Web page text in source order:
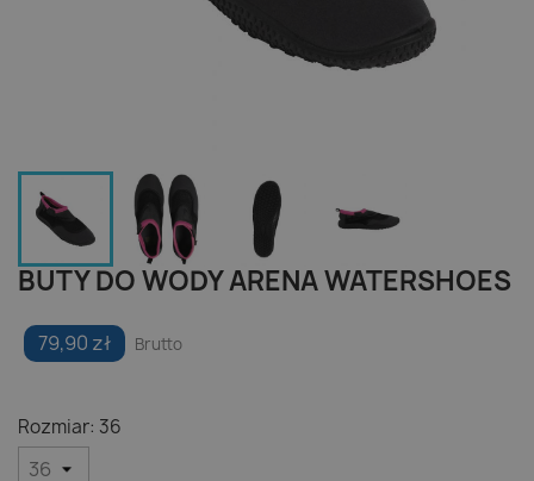
BUTY DO WODY ARENA WATERSHOES
79,90 zł Brutto
Rozmiar: 36